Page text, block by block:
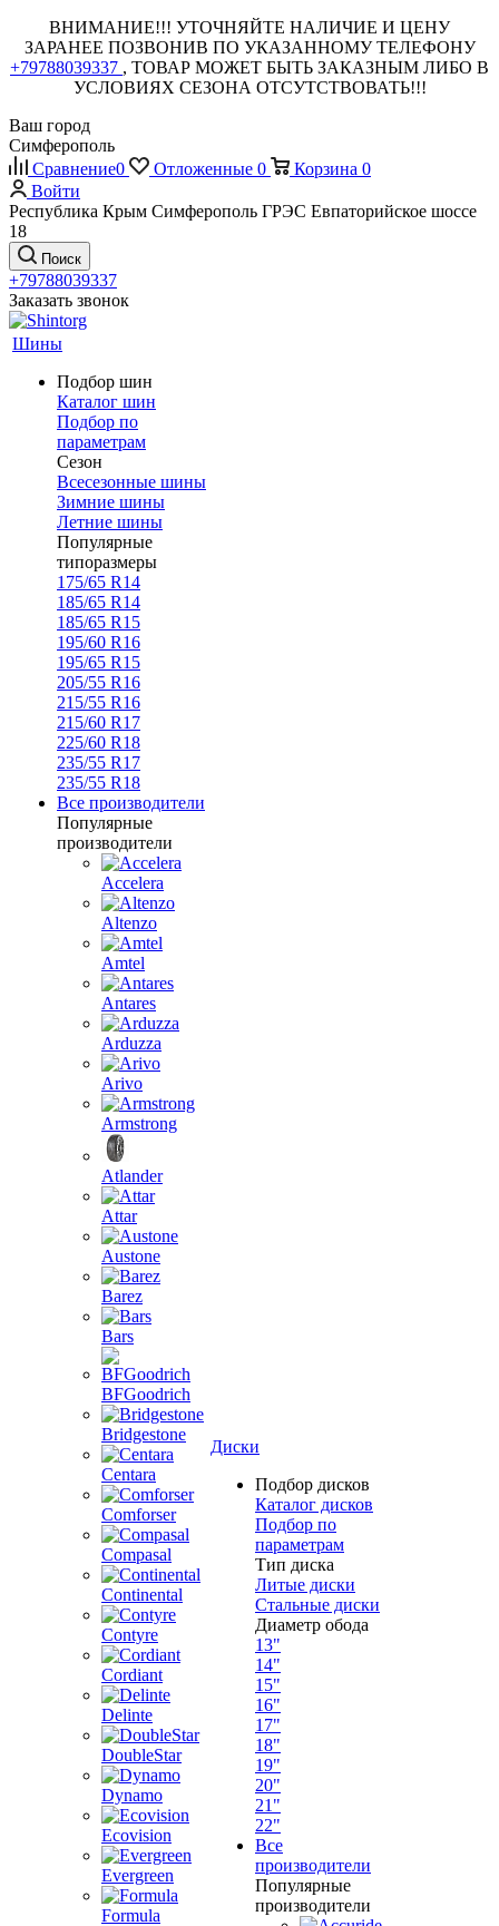
ВНИМАНИЕ!!! УТОЧНЯЙТЕ НАЛИЧИЕ И ЦЕНУ
ЗАРАНЕЕ ПОЗВОНИВ ПО УКАЗАННОМУ ТЕЛЕФОНУ
+79788039337 , ТОВАР МОЖЕТ БЫТЬ ЗАКАЗНЫМ ЛИБО В
УСЛОВИЯХ СЕЗОНА ОТСУТСТВОВАТЬ!!!
Ваш город
Симферополь
Сравнение0 Отложенные 0 Корзина 0
Войти
Республика Крым Симферополь ГРЭС Евпаторийское шоссе
18
Поиск
+79788039337
Заказать звонок
Шины
Подбор шин
Каталог шин
Подбор по
параметрам
Сезон
Всесезонные шины
Зимние шины
Летние шины
Популярные
типоразмеры
175/65 R14
185/65 R14
185/65 R15
195/60 R16
195/65 R15
205/55 R16
215/55 R16
215/60 R17
225/60 R18
235/55 R17
235/55 R18
Все производители
Популярные
производители
Accelera
Altenzo
Amtel
Antares
Arduzza
Arivo
Armstrong
Atlander
Attar
Austone
Barez
Bars
BFGoodrich
Bridgestone
Centara
Comforser
Compasal
Continental
Contyre
Cordiant
Delinte
DoubleStar
Dynamo
Ecovision
Evergreen
Formula
Диски
Подбор дисков
Каталог дисков
Подбор по
параметрам
Тип диска
Литые диски
Стальные диски
Диаметр обода
13"
14"
15"
16"
17"
18"
19"
20"
21"
22"
Все
производители
Популярные
производители